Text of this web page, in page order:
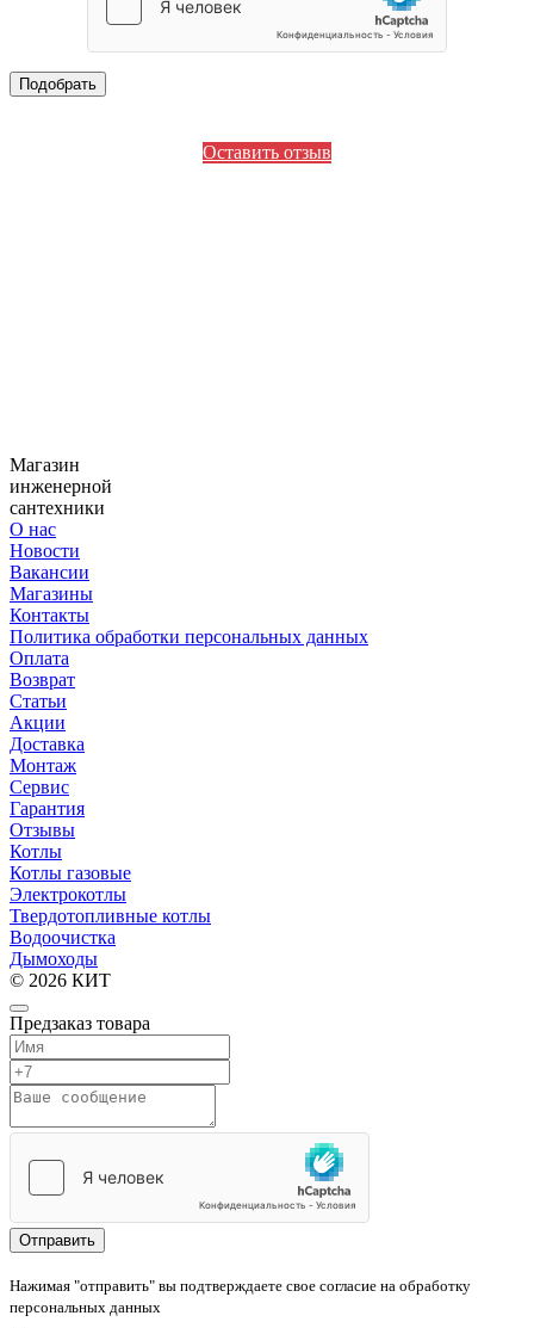
Оставить отзыв
Магазин
инженерной
сантехники
О нас
Новости
Вакансии
Магазины
Контакты
Политика обработки персональных данных
Оплата
Возврат
Статьи
Акции
Доставка
Монтаж
Сервис
Гарантия
Отзывы
Котлы
Котлы газовые
Электрокотлы
Твердотопливные котлы
Водоочистка
Дымоходы
© 2026 КИТ
Предзаказ товара
Нажимая "отправить" вы подтверждаете свое согласие на обработку
персональных данных